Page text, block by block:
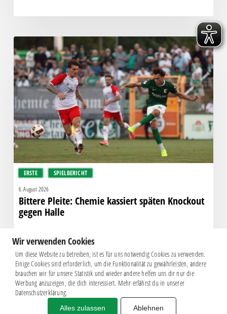
ERSTE SPIELBERICHT
Pleite:
Chemie
kassiert
späten
Knockout
gegen
Halle
6. August 2026
Bittere Pleite: Chemie kassiert späten Knockout
gegen Halle
Wir verwenden Cookies
Um diese Website zu betreiben, ist es für uns notwendig Cookies zu verwenden.
Einige Cookies sind erforderlich, um die Funktionalität zu gewährleisten, andere
brauchen wir für unsere Statistik und wieder andere helfen uns dir nur die
Werbung anzuzeigen, die dich interessiert. Mehr erfährst du in unserer
Datenschutzerklärung.
Alles zulassen Ablehnen